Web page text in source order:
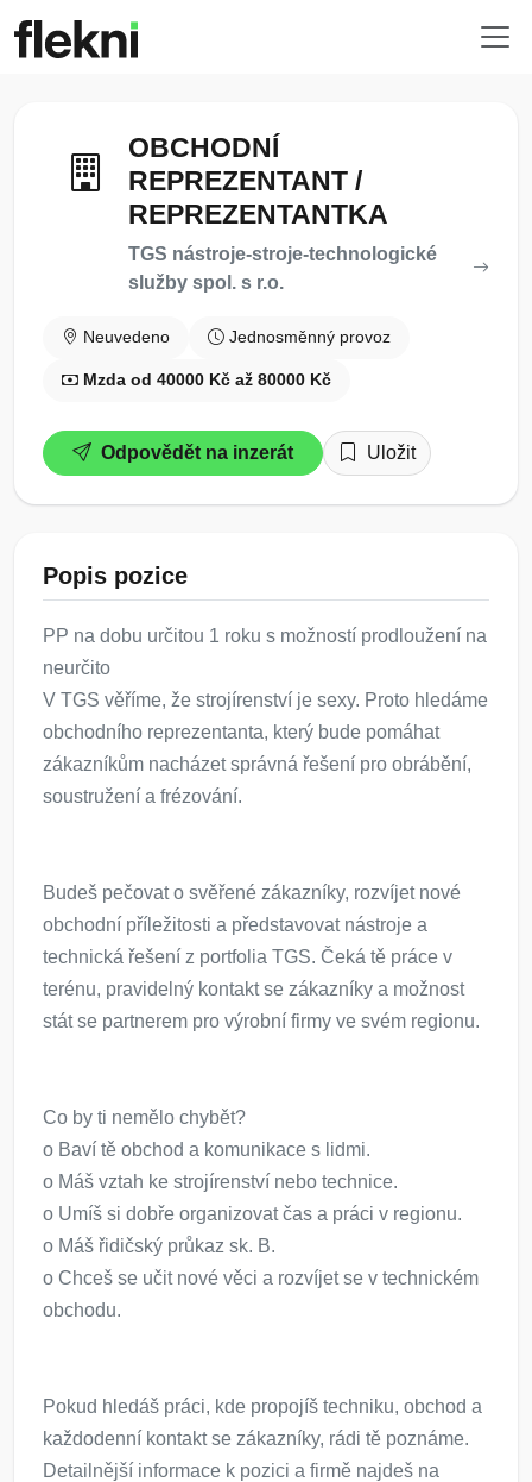
OBCHODNÍ
REPREZENTANT /
REPREZENTANTKA
TGS nástroje-stroje-technologické
služby spol. s r.o.
Neuvedeno Jednosměnný provoz
Mzda od 40000 Kč až 80000 Kč
Odpovědět na inzerát Uložit
Popis pozice
PP na dobu určitou 1 roku s možností prodloužení na
neurčito
V TGS věříme, že strojírenství je sexy. Proto hledáme
obchodního reprezentanta, který bude pomáhat
zákazníkům nacházet správná řešení pro obrábění,
soustružení a frézování.
Budeš pečovat o svěřené zákazníky, rozvíjet nové
obchodní příležitosti a představovat nástroje a
technická řešení z portfolia TGS. Čeká tě práce v
terénu, pravidelný kontakt se zákazníky a možnost
stát se partnerem pro výrobní firmy ve svém regionu.
Co by ti nemělo chybět?
o Baví tě obchod a komunikace s lidmi.
o Máš vztah ke strojírenství nebo technice.
o Umíš si dobře organizovat čas a práci v regionu.
o Máš řidičský průkaz sk. B.
o Chceš se učit nové věci a rozvíjet se v technickém
obchodu.
Pokud hledáš práci, kde propojíš techniku, obchod a
každodenní kontakt se zákazníky, rádi tě poznáme.
Detailnější informace k pozici a firmě najdeš na